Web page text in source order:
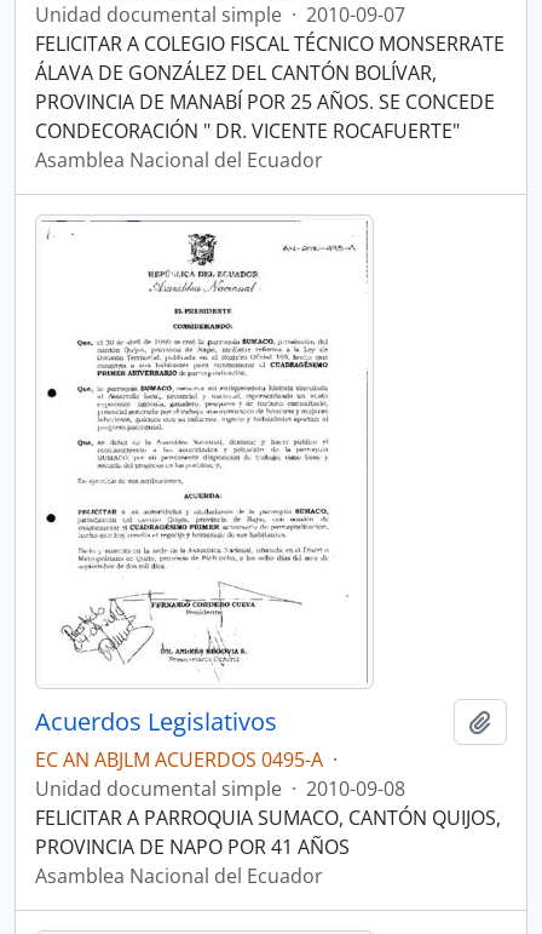
Unidad documental simple · 2010-09-07
FELICITAR A COLEGIO FISCAL TÉCNICO MONSERRATE
ÁLAVA DE GONZÁLEZ DEL CANTÓN BOLÍVAR,
PROVINCIA DE MANABÍ POR 25 AÑOS. SE CONCEDE
CONDECORACIÓN " DR. VICENTE ROCAFUERTE"
Asamblea Nacional del Ecuador
Acuerdos Legislativos
EC AN ABJLM ACUERDOS 0495-A ·
Unidad documental simple · 2010-09-08
FELICITAR A PARROQUIA SUMACO, CANTÓN QUIJOS,
PROVINCIA DE NAPO POR 41 AÑOS
Asamblea Nacional del Ecuador